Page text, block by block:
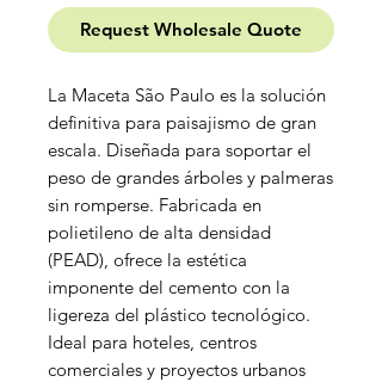
Request Wholesale Quote
La Maceta São Paulo es la solución
definitiva para paisajismo de gran
escala. Diseñada para soportar el
peso de grandes árboles y palmeras
sin romperse. Fabricada en
polietileno de alta densidad
(PEAD), ofrece la estética
imponente del cemento con la
ligereza del plástico tecnológico.
Ideal para hoteles, centros
comerciales y proyectos urbanos